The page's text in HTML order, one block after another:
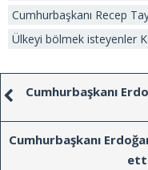
Cumhurbaşkanı Recep
Ülkeyi bölmek isteyenler
Cumhurbaşkanı
Cumhurbaşkanı